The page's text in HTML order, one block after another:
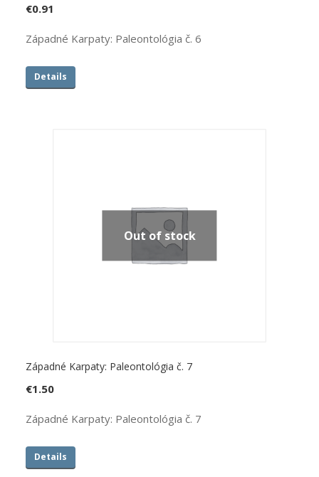
€0.91
Západné Karpaty: Paleontológia č. 6
Details
Out of stock
Západné Karpaty: Paleontológia č. 7
€1.50
Západné Karpaty: Paleontológia č. 7
Details